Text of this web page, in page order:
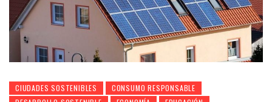
CIUDADES SOSTENIBLES
CONSUMO RESPONSABLE